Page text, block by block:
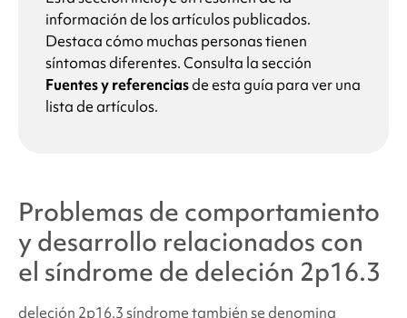
información de los artículos publicados.
Destaca cómo muchas personas tienen
síntomas diferentes. Consulta la sección
Fuentes y referenciasde esta guía para ver una
lista de artículos.
Problemas de comportamiento
y desarrollo relacionados con
el síndrome de deleción 2p16.3
deleción 2p16.3síndrometambién se denomina